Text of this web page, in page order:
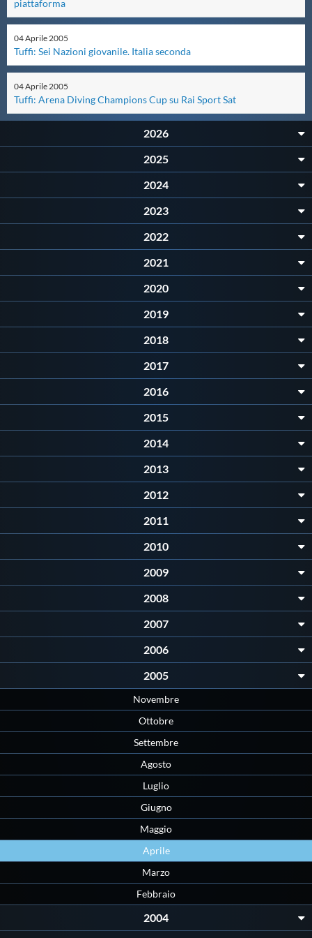
Master
Formazione
GUG
Propaganda
Protezione Civile
Privacy
Flash News
Videogallery
Intranet
Webmail
Contatti
Mappa del sito
piattaforma
04Aprile2005
Tuffi: Sei Nazioni giovanile. Italia seconda
04Aprile2005
Tuffi: Arena Diving Champions Cup su Rai Sport Sat
2026
2025
2024
2023
2022
2021
2020
2019
2018
2017
2016
2015
2014
2013
2012
2011
2010
2009
2008
2007
2006
2005
Novembre
Ottobre
Settembre
Agosto
Luglio
Giugno
Maggio
Aprile
Marzo
Febbraio
2004